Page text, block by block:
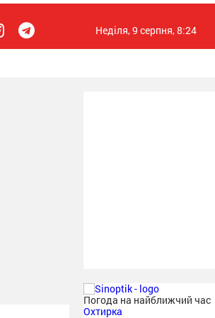
Неділя, 9 серпня, 8:24
Погода на найближчий час
Охтирка